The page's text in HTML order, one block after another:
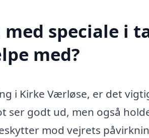
speciale i
med?
i Kirke Værløse, er det
ser godt ud, men også
mod vejrets